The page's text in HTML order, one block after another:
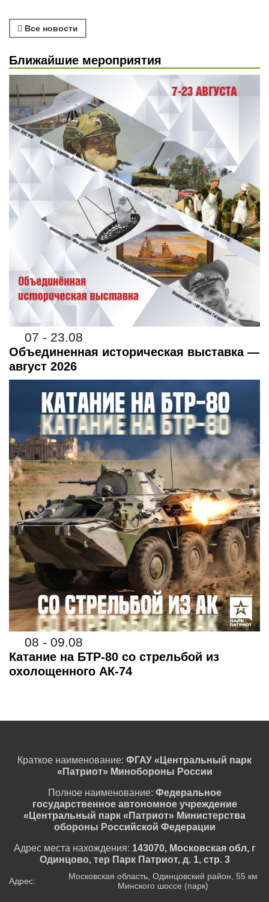
Все новости
Ближайшие мероприятия
07 - 23.08
Объединенная историческая выставка —
август 2026
08 - 09.08
Катание на БТР-80 со стрельбой из
охолощенного АК-74
Краткое наименование: ФГАУ «Центральный парк
«Патриот» Минобороны России
Полное наименование: Федеральное
государственное автономное учреждение
«Центральный парк «Патриот» Министерства
обороны Российской Федерации
Адрес места нахождения: 143070, Московская обл, г
Одинцово, тер Парк Патриот, д. 1, стр. 3
Адрес:
Московская область, Одинцовский район, 55 км
Минского шоссе (парк)